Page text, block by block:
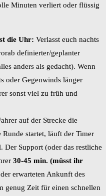
Minuten verliert oder flüssig
die Uhr: Verlasst euch nachts
definierter/geplanter
anders als gedacht). Wenn
oder Gegenwinds länger
sonst viel zu früh und
auf der Strecke die
Runde startet, läuft der Timer
Der Support (oder das restliche
30-45 min. (müsst ihr
erwarteten Ankunft des
genug Zeit für einen schnellen